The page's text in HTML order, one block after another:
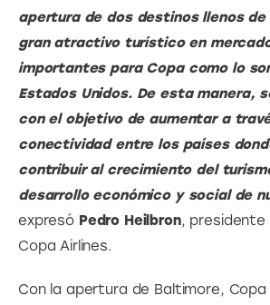
apertura de dos destinos llenos
gran atractivo turístico en
importantes para Copa como lo
Estados Unidos. De esta manera,
con el objetivo de aumentar a
conectividad entre los países
contribuir al crecimiento del
desarrollo económico y social de
expresó Pedro Heilbron, presidente
Copa Airlines.
Con la apertura de Baltimore,